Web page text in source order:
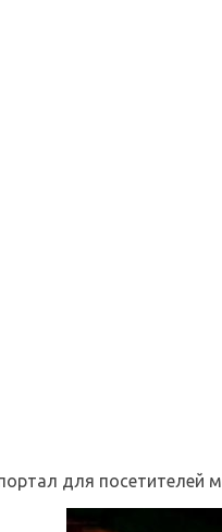
для посетителей